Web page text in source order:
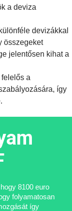
a deviza
devizákkal
összegeket
jelentősen kihat a
felelős a
így
8100 euro
folyamatosan
így